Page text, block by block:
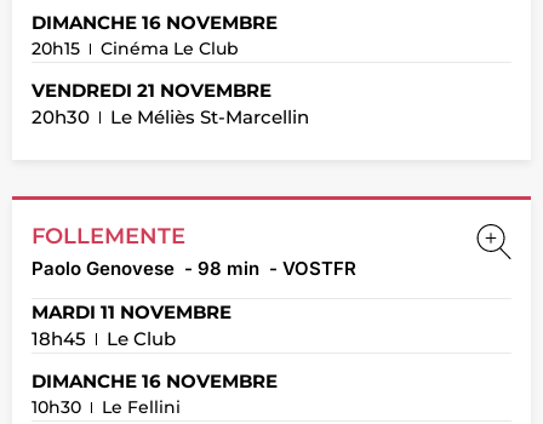
DIMANCHE 16 NOVEMBRE
20h15 Cinéma Le Club
VENDREDI 21 NOVEMBRE
20h30
Le Méliès St-Marcellin
MARDI 11 NOVEMBRE
18h45
Le Club
DIMANCHE 16 NOVEMBRE
10h30 Le Fellini
FOLLEMENTE
Paolo Genovese - 98 min - VOSTFR